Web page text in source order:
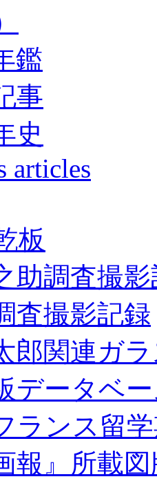
鑑
事
史
articles
板
助調査撮
査撮影記録
郎関連ガ
データベ
ランス留
報』所載